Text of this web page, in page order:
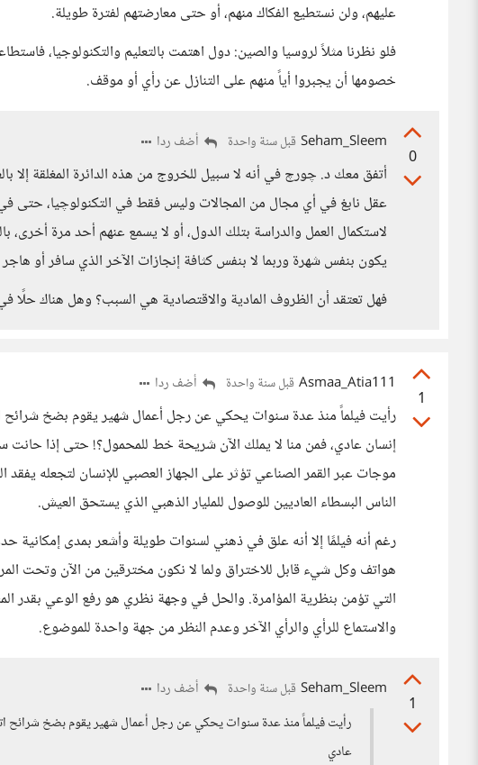
عليهم، ولن نستطيع الفكاك منهم، أو حتى معارضتهم لفترة طويلة.
فلو نظرنا مثلاً لروسيا والصين: دول اهتمت بالتعليم والتكنولوجيا،
خصومها أن يجبروا أياً منهم على التنازل عن رأي أو موقف.
0
Seham_Sleem قبل سنة واحدة أضف ردا
أتفق معك د. چورچ في أنه لا سبيل للخروج من هذه الدائرة المغلقة إلا
عقل نابغ في أي مجال من المجالات وليس فقط في التكنولوچيا، حتى في
لاستكمال العمل والدراسة بتلك الدول، أو لا يسمع عنهم أحد مرة أخرى،
يكون بنفس شهرة وربما لا بنفس كثافة إنجازات الآخر الذي سافر أو
فهل تعتقد أن الظروف المادية والاقتصادية هي السبب؟ وهل هناك حلًا
1
Asmaa_Atia111 قبل سنة واحدة أضف ردا
رأيت فيلماً منذ عدة سنوات يحكي عن رجل أعمال شهير يقوم بضخ شرائح
إنسان عادي، فمن منا لا يملك الآن شريحة خط للمحمول؟! حتى إذا
موجات عبر القمر الصناعي تؤثر على الجهاز العصبي للإنسان لتجعله
الناس البسطاء العاديين للوصول للمليار الذهبي الذي يستحق العيش.
رغم أنه فيلمًا إلا أنه علق في ذهني لسنوات طويلة وأشعر بمدى إمكانية
هواتف وكل شيء قابل للاختراق ولما لا نكون مخترقين من الآن وتحت
التي تؤمن بنظرية المؤامرة. والحل في وجهة نظري هو رفع الوعي بقدر
والاستماع للرأي والرأي الآخر وعدم النظر من جهة واحدة للموضوع.
1
Seham_Sleem قبل سنة واحدة
أضف ردا
رأيت فيلماً منذ عدة سنوات يحكي عن رجل أعمال شهير يقوم بضخ شرائح
عادي